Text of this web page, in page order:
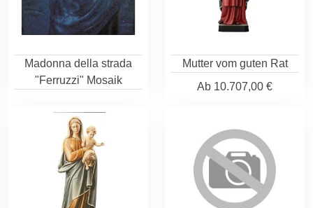
Madonna della strada
"Ferruzzi" Mosaik
Mutter vom guten Rat
Ab 10.707,00 €